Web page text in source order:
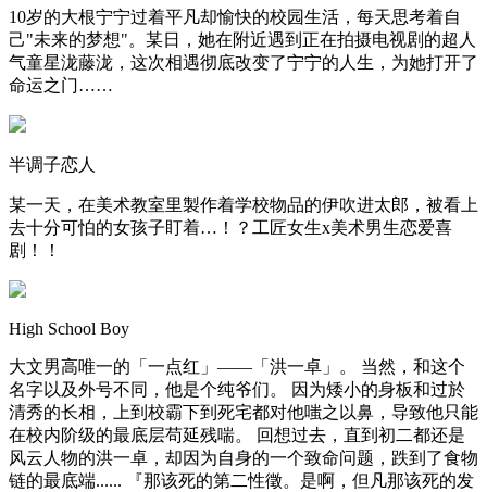
10岁的大根宁宁过着平凡却愉快的校园生活，每天思考着自
己"未来的梦想"。某日，她在附近遇到正在拍摄电视剧的超人
气童星泷藤泷，这次相遇彻底改变了宁宁的人生，为她打开了
命运之门……
半调子恋人
某一天，在美术教室里製作着学校物品的伊吹进太郎，被看上
去十分可怕的女孩子盯着…！？工匠女生x美术男生恋爱喜
剧！！
High School Boy
大文男高唯一的「一点红」——「洪一卓」。 当然，和这个
名字以及外号不同，他是个纯爷们。 因为矮小的身板和过於
清秀的长相，上到校霸下到死宅都对他嗤之以鼻，导致他只能
在校内阶级的最底层苟延残喘。 回想过去，直到初二都还是
风云人物的洪一卓，却因为自身的一个致命问题，跌到了食物
链的最底端...... 『那该死的第二性徵。是啊，但凡那该死的发